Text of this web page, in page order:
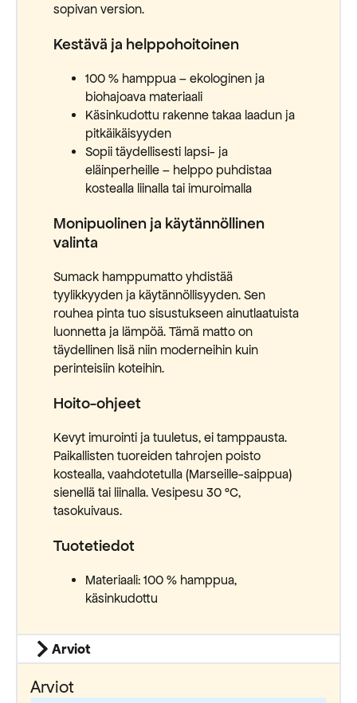
sopivan version.
Kestävä ja helppohoitoinen
100 % hamppua – ekologinen ja
biohajoava materiaali
Käsinkudottu rakenne takaa laadun ja
pitkäikäisyyden
Sopii täydellisesti lapsi- ja
eläinperheille – helppo puhdistaa
kostealla liinalla tai imuroimalla
Monipuolinen ja käytännöllinen
valinta
Sumack hamppumatto yhdistää
tyylikkyyden ja käytännöllisyyden. Sen
rouhea pinta tuo sisustukseen ainutlaatuista
luonnetta ja lämpöä. Tämä matto on
täydellinen lisä niin moderneihin kuin
perinteisiin koteihin.
Hoito-ohjeet
Kevyt imurointi ja tuuletus, ei tamppausta.
Paikallisten tuoreiden tahrojen poisto
kostealla, vaahdotetulla (Marseille-saippua)
sienellä tai liinalla. Vesipesu 30 °C,
tasokuivaus.
Tuotetiedot
Materiaali: 100 % hamppua,
käsinkudottu
Arviot
Arviot